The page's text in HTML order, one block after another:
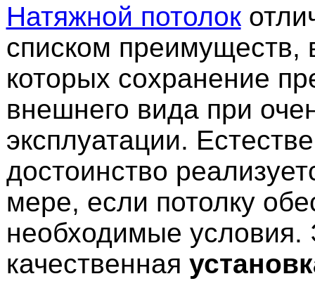
Натяжной потолок
списком преимуществ,
которых сохранение
внешнего вида при
эксплуатации.
достоинство
мере, если потолку
необходимые условия.
качественная